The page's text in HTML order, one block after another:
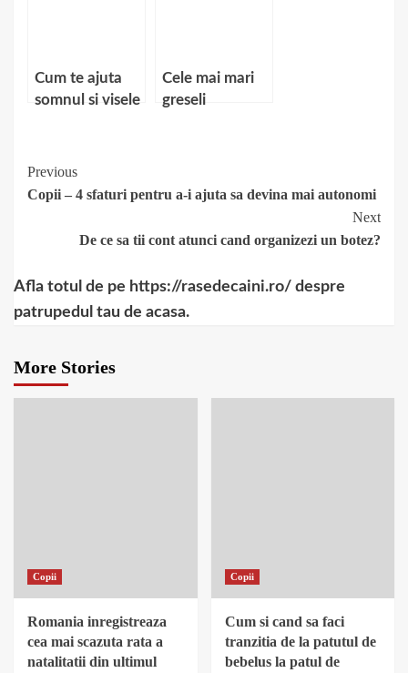
Cum te ajuta
somnul si visele
Cele mai mari
greseli
Continue
Reading
Previous
Copii – 4 sfaturi pentru a-i ajuta sa devina mai autonomi
Next
De ce sa tii cont atunci cand organizezi un botez?
Afla totul de pe https://rasedecaini.ro/ despre
patrupedul tau de acasa.
More Stories
Copii
Romania inregistreaza
cea mai scazuta rata a
natalitatii din ultimul
Copii
Cum si cand sa faci
tranzitia de la patutul de
bebelus la patul de